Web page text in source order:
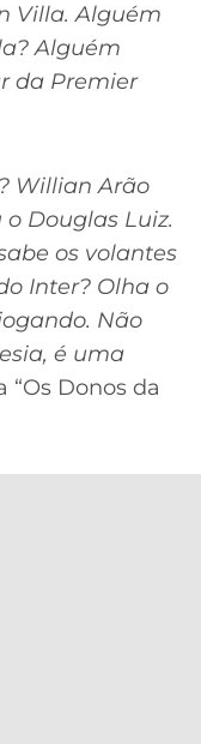
Villa. Alguém
Alguém
da Premier
Willian Arão
Douglas Luiz.
os volantes
Inter? Olha o
Não
é uma
“Os Donos da